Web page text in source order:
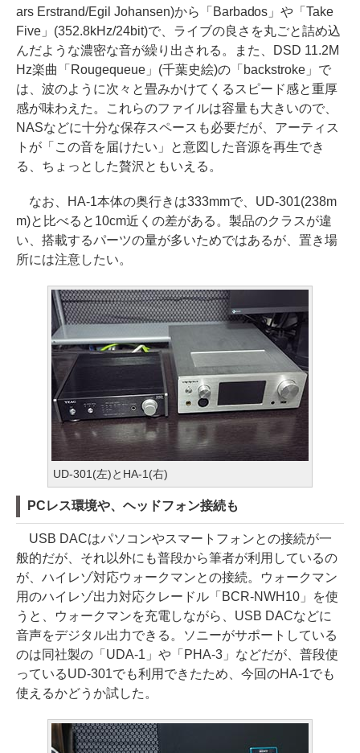
ars Erstrand/Egil Johansen)から「Barbados」や「Take
Five」(352.8kHz/24bit)で、ライブの良さを丸ごと詰め込
んだような濃密な音が繰り出される。また、DSD 11.2M
Hz楽曲「Rougequeue」(千葉史絵)の「backstroke」で
は、波のように次々と畳みかけてくるスピード感と重厚
感が味わえた。これらのファイルは容量も大きいので、
NASなどに十分な保存スペースも必要だが、アーティス
トが「この音を届けたい」と意図した音源を再生でき
る、ちょっとした贅沢ともいえる。
なお、HA-1本体の奥行きは333mmで、UD-301(238m
m)と比べると10cm近くの差がある。製品のクラスが違
い、搭載するパーツの量が多いためではあるが、置き場
所には注意したい。
UD-301(左)とHA-1(右)
PCレス環境や、ヘッドフォン接続も
USB DACはパソコンやスマートフォンとの接続が一
般的だが、それ以外にも普段から筆者が利用しているの
が、ハイレゾ対応ウォークマンとの接続。ウォークマン
用のハイレゾ出力対応クレードル「BCR-NWH10」を使
うと、ウォークマンを充電しながら、USB DACなどに
音声をデジタル出力できる。ソニーがサポートしている
のは同社製の「UDA-1」や「PHA-3」などだが、普段使
っているUD-301でも利用できたため、今回のHA-1でも
使えるかどうか試した。